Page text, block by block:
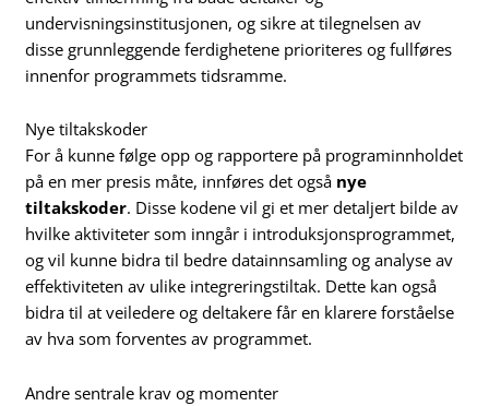
undervisningsinstitusjonen, og sikre at tilegnelsen av
disse grunnleggende ferdighetene prioriteres og fullføres
innenfor programmets tidsramme.
Nye tiltakskoder
For å kunne følge opp og rapportere på programinnholdet
på en mer presis måte, innføres det også nye
tiltakskoder. Disse kodene vil gi et mer detaljert bilde av
hvilke aktiviteter som inngår i introduksjonsprogrammet,
og vil kunne bidra til bedre datainnsamling og analyse av
effektiviteten av ulike integreringstiltak. Dette kan også
bidra til at veiledere og deltakere får en klarere forståelse
av hva som forventes av programmet.
Andre sentrale krav og momenter